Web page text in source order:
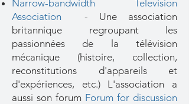
Narrow-bandwidth Television
Association - Une association
britannique regroupant les
passionnées de la télévision
mécanique (histoire, collection,
reconstitutions d'appareils et
d'expériences, etc.) L'association a
aussi son forum Forum for discussion